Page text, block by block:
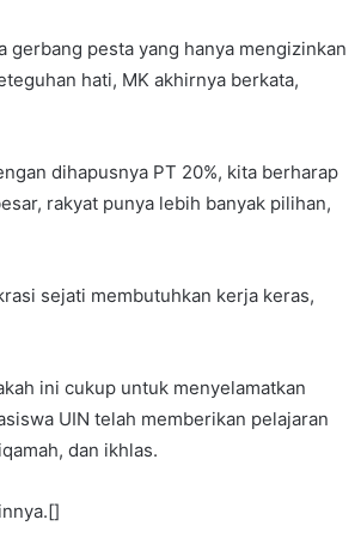
pesta yang hanya mengizinkan
hati, MK akhirnya berkata,
dihapusnya PT 20%, kita berharap
rakyat punya lebih banyak pilihan,
sejati membutuhkan kerja keras,
ini cukup untuk menyelamatkan
UIN telah memberikan pelajaran
dan ikhlas.